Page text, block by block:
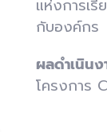
แห่งการเ
กับองค์กร
ผลดำเนินง
โครงการ